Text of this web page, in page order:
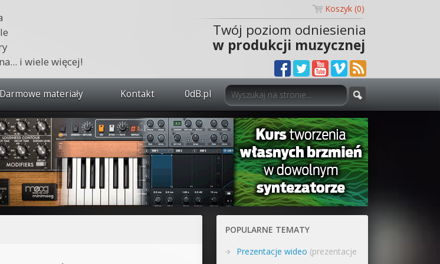
i wiele więcej!
Koszyk (0)
Twój poziom odniesienia
w produkcji muzycznej
Darmowe materiały Kontakt 0dB.pl
0dB.pl - informacje
Newsletter
Materiały dla mediów
Archiwum aktualności
POPULARNE TEMATY
Prezentacje wideo (prezentacje